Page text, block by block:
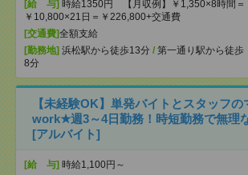
[給 与] 時給1350円 【月収例】￥1,350×8時間＝
￥10,800×21日＝￥226,800+交通費
[交通費]全額支給
[勤務地] 浜松駅から徒歩13分 / 第一通り駅から徒歩
8分
【未経験OK】単発バイトとスタッフの
work★週3～4日勤務！時短勤務で無理
[アルバイト]
[給 与] 時給1,100円～